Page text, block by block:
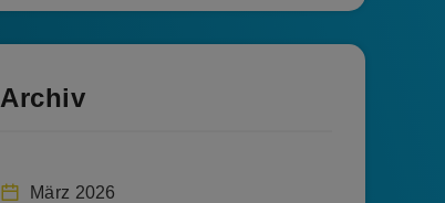
Archiv
März 2026